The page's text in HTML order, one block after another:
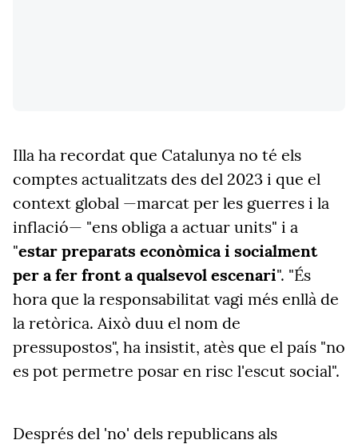
Illa ha recordat que Catalunya no té els
comptes actualitzats des del 2023 i que el
context global —marcat per les guerres i la
inflació— "ens obliga a actuar units" i a
"estar preparats econòmica i socialment
per a fer front a qualsevol escenari". "És
hora que la responsabilitat vagi més enllà de
la retòrica. Això duu el nom de
pressupostos", ha insistit, atès que el país "no
es pot permetre posar en risc l'escut social".
Després del 'no' dels republicans als